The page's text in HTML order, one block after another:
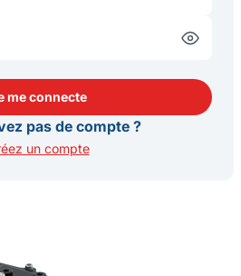
me connecte
me connecte
pas de compte ?
un compte